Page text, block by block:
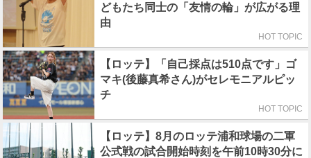
どもたち同士の「友情の輪」が広がる理
由
HOT TOPIC
【ロッテ】「自己採点は510点です」ゴ
マキ(後藤真希さん)がセレモニアルピッ
チ
HOT TOPIC
【ロッテ】8月のロッテ浦和球場の二軍
公式戦の試合開始時刻を午前10時30分に